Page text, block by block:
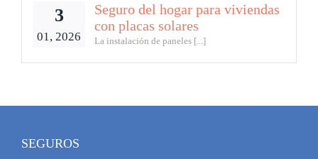
3
01, 2026
Seguro del hogar para viviendas
con placas solares
La instalación de paneles [...]
SEGUROS